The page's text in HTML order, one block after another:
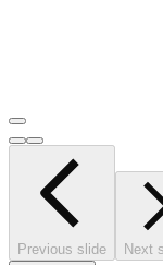
Previous slide Next